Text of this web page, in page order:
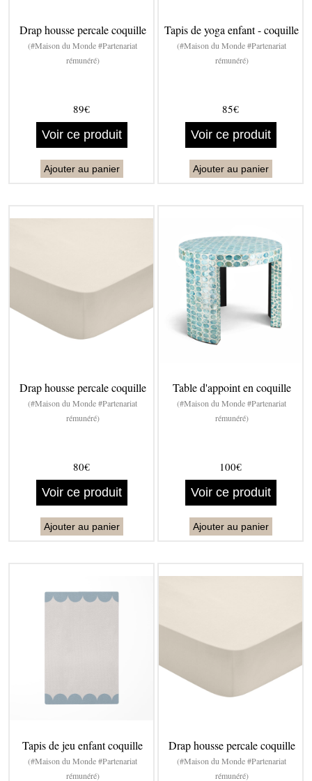
Drap housse percale coquille
(#Maison du Monde #Partenariat
rémunéré)
89€
Voir ce produit
Ajouter au panier
Tapis de yoga enfant - coquille
(#Maison du Monde #Partenariat
rémunéré)
85€
Voir ce produit
Ajouter au panier
Drap housse percale coquille
(#Maison du Monde #Partenariat
rémunéré)
80€
Voir ce produit
Ajouter au panier
Table d'appoint en coquille
(#Maison du Monde #Partenariat
rémunéré)
100€
Voir ce produit
Ajouter au panier
Tapis de jeu enfant coquille
(#Maison du Monde #Partenariat
rémunéré)
Drap housse percale coquille
(#Maison du Monde #Partenariat
rémunéré)